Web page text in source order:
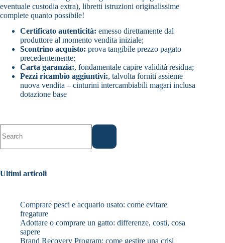
eventuale custodia extra), libretti istruzioni originalissime
complete quanto possibile!
Certificato autenticità: emesso direttamente dal
produttore al momento vendita iniziale;
Scontrino acquisto: prova tangibile prezzo pagato
precedentemente;
Carta garanzia:, fondamentale capire validità residua;
Pezzi ricambio aggiuntivi:, talvolta forniti assieme
nuova vendita – cinturini intercambiabili magari inclusa
dotazione base
results
Ultimi articoli
Comprare pesci e acquario usato: come evitare
fregature
Adottare o comprare un gatto: differenze, costi, cosa
sapere
Brand Recovery Program: come gestire una crisi